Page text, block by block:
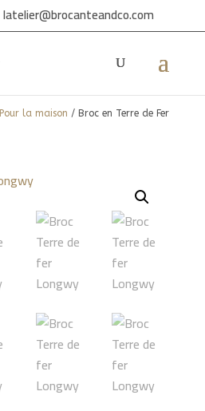
latelier@brocanteandco.com
Pour la maison / Broc en Terre de Fer